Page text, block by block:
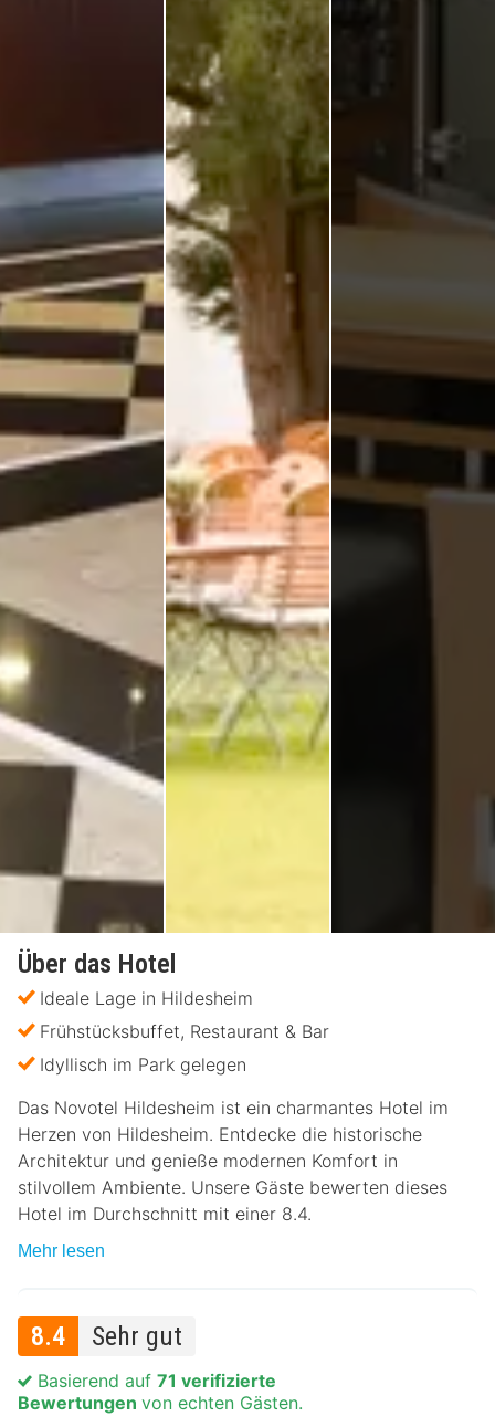
Über das Hotel
Ideale Lage in Hildesheim
Frühstücksbuffet, Restaurant & Bar
Idyllisch im Park gelegen
Das Novotel Hildesheim ist ein charmantes Hotel im
Herzen von Hildesheim. Entdecke die historische
Architektur und genieße modernen Komfort in
stilvollem Ambiente. Unsere Gäste bewerten dieses
Hotel im Durchschnitt mit einer 8.4.
Mehr lesen
8.4 Sehr gut
Basierend auf 71 verifizierte
Bewertungen von echten Gästen.